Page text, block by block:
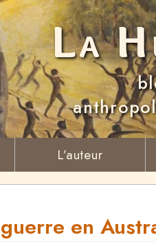
La
L’auteur
en